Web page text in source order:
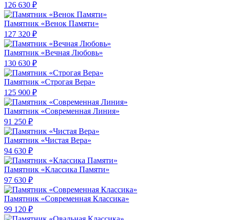
126 630 ₽
Памятник «Венок Памяти»
127 320 ₽
Памятник «Вечная Любовь»
130 630 ₽
Памятник «Строгая Вера»
125 900 ₽
Памятник «Современная Линия»
91 250 ₽
Памятник «Чистая Вера»
94 630 ₽
Памятник «Классика Памяти»
97 630 ₽
Памятник «Современная Классика»
99 120 ₽